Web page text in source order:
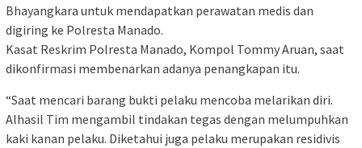
Bhayangkara untuk mendapatkan perawatan medis dan
digiring ke Polresta Manado.
Kasat Reskrim Polresta Manado, Kompol Tommy Aruan, saat
dikonfirmasi membenarkan adanya penangkapan itu.
“Saat mencari barang bukti pelaku mencoba melarikan diri.
Alhasil Tim mengambil tindakan tegas dengan melumpuhkan
kaki kanan pelaku. Diketahui juga pelaku merupakan residivis